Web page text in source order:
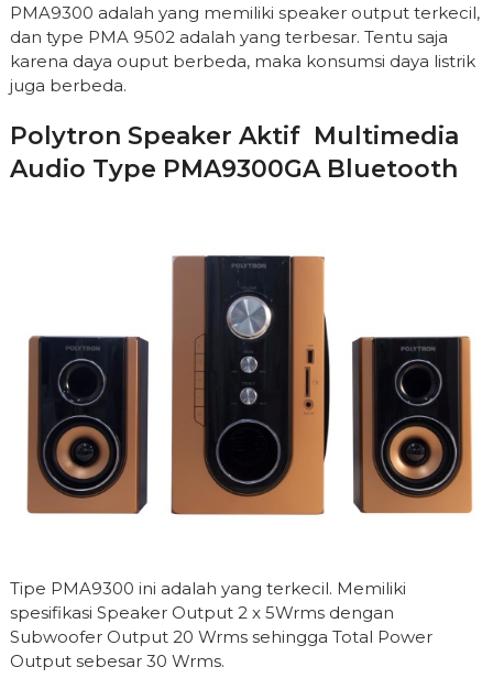
PMA9300 adalah yang memiliki speaker output terkecil,
dan type PMA 9502 adalah yang terbesar. Tentu saja
karena daya ouput berbeda, maka konsumsi daya listrik
juga berbeda.
Polytron Speaker Aktif Multimedia
Audio Type PMA9300GA Bluetooth
Tipe PMA9300 ini adalah yang terkecil. Memiliki
spesifikasi Speaker Output 2 x 5Wrms dengan
Subwoofer Output 20 Wrms sehingga Total Power
Output sebesar 30 Wrms.